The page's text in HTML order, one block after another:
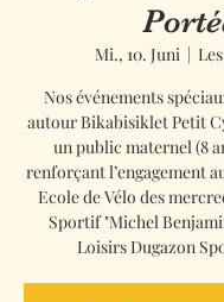
Mi., 10. Juni
  |
Nos événements
autour Bikabisiklet Petit
un public maternel (8
renforçant l’engagement
Ecole de Vélo des
Sportif "Michel
Loisirs Dugazon